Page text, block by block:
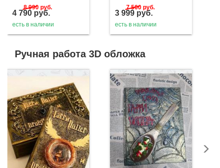
8 990 руб.
4 790 руб.
есть в наличии
7 500 руб.
3 999 руб.
есть в наличии
Ручная работа 3D обложка